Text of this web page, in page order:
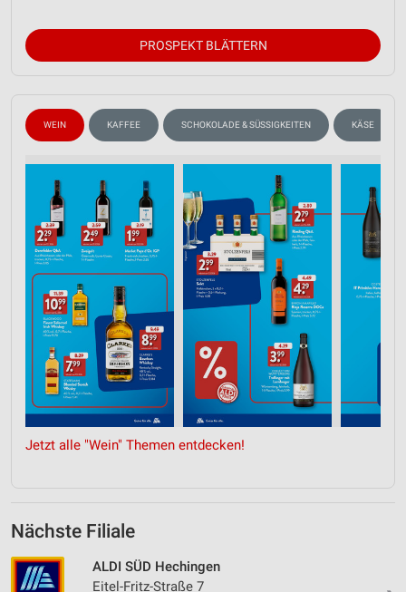
PROSPEKT BLÄTTERN
WEIN KAFFEE SCHOKOLADE & SÜSSIGKEITEN KÄSE
Jetzt alle "Wein" Themen entdecken!
Nächste Filiale
ALDI SÜD Hechingen
Eitel-Fritz-Straße 7